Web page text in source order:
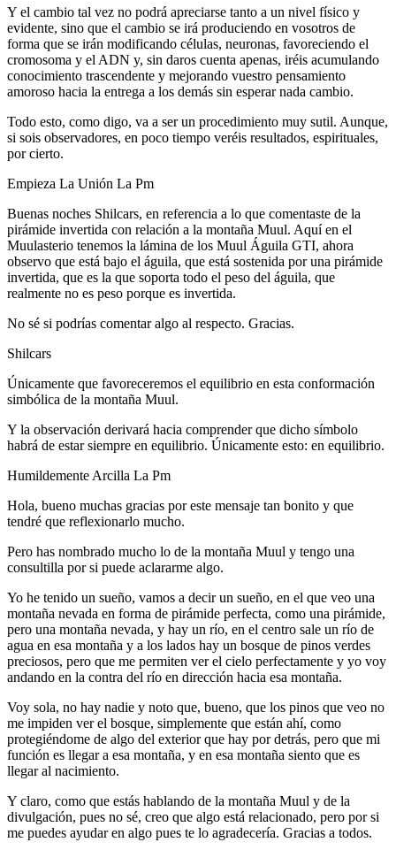
Y el cambio tal vez no podrá apreciarse tanto a un nivel físico y
evidente, sino que el cambio se irá produciendo en vosotros de
forma que se irán modificando células, neuronas, favoreciendo el
cromosoma y el ADN y, sin daros cuenta apenas, iréis acumulando
conocimiento trascendente y mejorando vuestro pensamiento
amoroso hacia la entrega a los demás sin esperar nada cambio.
Todo esto, como digo, va a ser un procedimiento muy sutil. Aunque,
si sois observadores, en poco tiempo veréis resultados, espirituales,
por cierto.
Empieza La Unión La Pm
Buenas noches Shilcars, en referencia a lo que comentaste de la
pirámide invertida con relación a la montaña Muul. Aquí en el
Muulasterio tenemos la lámina de los Muul Águila GTI, ahora
observo que está bajo el águila, que está sostenida por una pirámide
invertida, que es la que soporta todo el peso del águila, que
realmente no es peso porque es invertida.
No sé si podrías comentar algo al respecto. Gracias.
Shilcars
Únicamente que favoreceremos el equilibrio en esta conformación
simbólica de la montaña Muul.
Y la observación derivará hacia comprender que dicho símbolo
habrá de estar siempre en equilibrio. Únicamente esto: en equilibrio.
Humildemente Arcilla La Pm
Hola, bueno muchas gracias por este mensaje tan bonito y que
tendré que reflexionarlo mucho.
Pero has nombrado mucho lo de la montaña Muul y tengo una
consultilla por si puede aclararme algo.
Yo he tenido un sueño, vamos a decir un sueño, en el que veo una
montaña nevada en forma de pirámide perfecta, como una pirámide,
pero una montaña nevada, y hay un río, en el centro sale un río de
agua en esa montaña y a los lados hay un bosque de pinos verdes
preciosos, pero que me permiten ver el cielo perfectamente y yo voy
andando en la contra del río en dirección hacia esa montaña.
Voy sola, no hay nadie y noto que, bueno, que los pinos que veo no
me impiden ver el bosque, simplemente que están ahí, como
protegiéndome de algo del exterior que hay por detrás, pero que mi
función es llegar a esa montaña, y en esa montaña siento que es
llegar al nacimiento.
Y claro, como que estás hablando de la montaña Muul y de la
divulgación, pues no sé, creo que algo está relacionado, pero por si
me puedes ayudar en algo pues te lo agradecería. Gracias a todos.